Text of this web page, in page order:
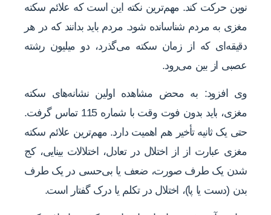
نوین حرکت کند. مهم‌ترین نکته این است که علائم سکته
مغزی به مردم شناسانده شود. مردم باید بدانند که در هر
دقیقه‌ای که از زمان سکته می‌گذرد، دو میلیون رشته
عصبی از بین می‌رود.
وی افزود: به محض مشاهده اولین نشانه‌های سکته
مغزی، باید بدون فوت وقت با شماره 115 تماس گرفت.
حتی یک ثانیه تأخیر هم اهمیت دارد. مهم‌ترین علائم سکته
مغزی عبارت از از اختلال در تعادل، اختلالات بینایی، کج
شدن یک طرف صورت، ضعف یا بی‌حسی در یک طرف
بدن (دست یا پا)، اختلال در تکلم یا درک گفتار است.